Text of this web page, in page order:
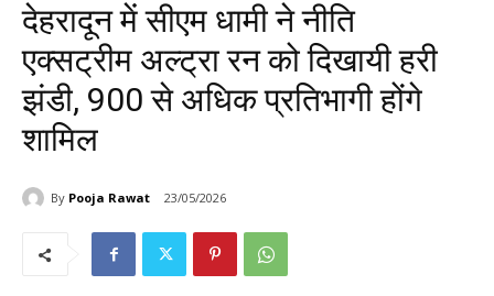
देहरादून में सीएम धामी ने नीति
एक्सट्रीम अल्ट्रा रन को दिखायी हरी
झंडी, 900 से अधिक प्रतिभागी होंगे
शामिल
By Pooja Rawat 23/05/2026